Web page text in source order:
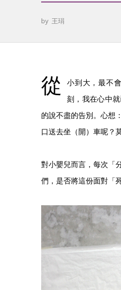
by 王琄
從
小到大，最不
刻，我在心中
的說不盡的告別。心想
口送去坐（開）車呢？
對小嬰兒而言，每次「
們，是否將這份面對「